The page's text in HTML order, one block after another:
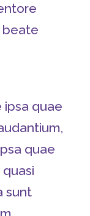
beate
quae
quae
sunt